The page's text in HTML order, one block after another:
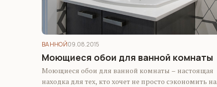
ВАННОЙ09.08.2015
Моющиеся обои для ванной комнаты
Моющиеся обои для ванной комнаты – настоящая
находка для тех, кто хочет не просто сэкономить на